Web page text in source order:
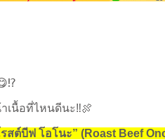
⁉
เนื้อที่ไหนดีนะ‼️🍖
รสต์บีฟ โอโนะ” (Roast Beef